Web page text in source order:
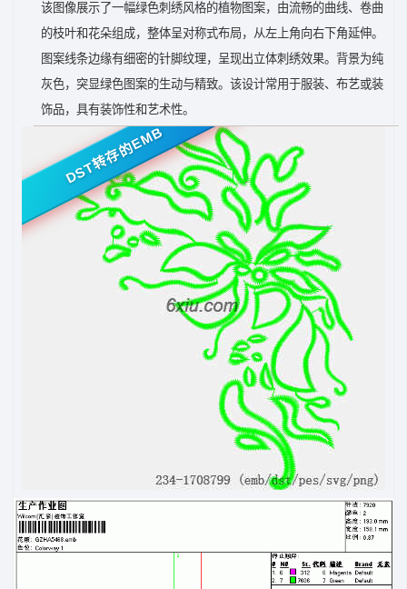
该图像展示了一幅绿色刺绣风格的植物图案，由流畅的曲线、卷曲
的枝叶和花朵组成，整体呈对称式布局，从左上角向右下角延伸。
图案线条边缘有细密的针脚纹理，呈现出立体刺绣效果。背景为纯
灰色，突显绿色图案的生动与精致。该设计常用于服装、布艺或装
饰品，具有装饰性和艺术性。
DST转存的EMB